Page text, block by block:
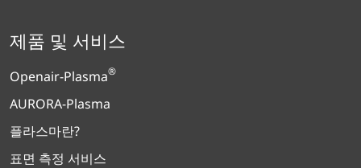
제품 및 서비스
Openair-Plasma®
AURORA-Plasma
플라스마란?
표면 측정 서비스